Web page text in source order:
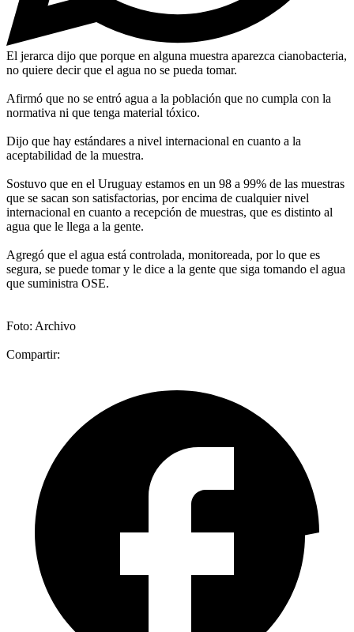
El jerarca dijo que porque en alguna muestra aparezca cianobacteria,
no quiere decir que el agua no se pueda tomar.
Afirmó que no se entró agua a la población que no cumpla con la
normativa ni que tenga material tóxico.
Dijo que hay estándares a nivel internacional en cuanto a la
aceptabilidad de la muestra.
Sostuvo que en el Uruguay estamos en un 98 a 99% de las muestras
que se sacan son satisfactorias, por encima de cualquier nivel
internacional en cuanto a recepción de muestras, que es distinto al
agua que le llega a la gente.
Agregó que el agua está controlada, monitoreada, por lo que es
segura, se puede tomar y le dice a la gente que siga tomando el agua
que suministra OSE.
Foto: Archivo
Compartir: